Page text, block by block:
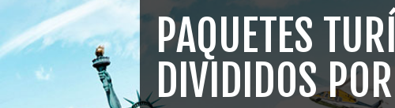
PAQUETES
DIVIDIDOS